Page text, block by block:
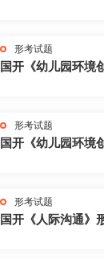
形考试题
国开《幼儿园环境
形考试题
国开《幼儿园环境
形考试题
国开《人际沟通》